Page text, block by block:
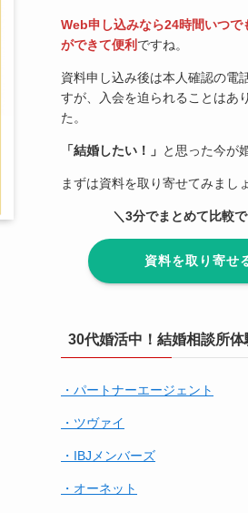
Web申し込みなら24時間いつで
ができて便利 ですね。
資料申し込み後は本人確認の電
すが、入会を迫られることはあ
た。
「結婚したい！」 と思った今が
まずは資料を取り寄せてみまし
＼3分でまとめて比較
資料を取り寄せ
30代婚活中！結婚相談所
・パートナーエージェント
・ツヴァイ
・IBJメンバーズ
・オーネット